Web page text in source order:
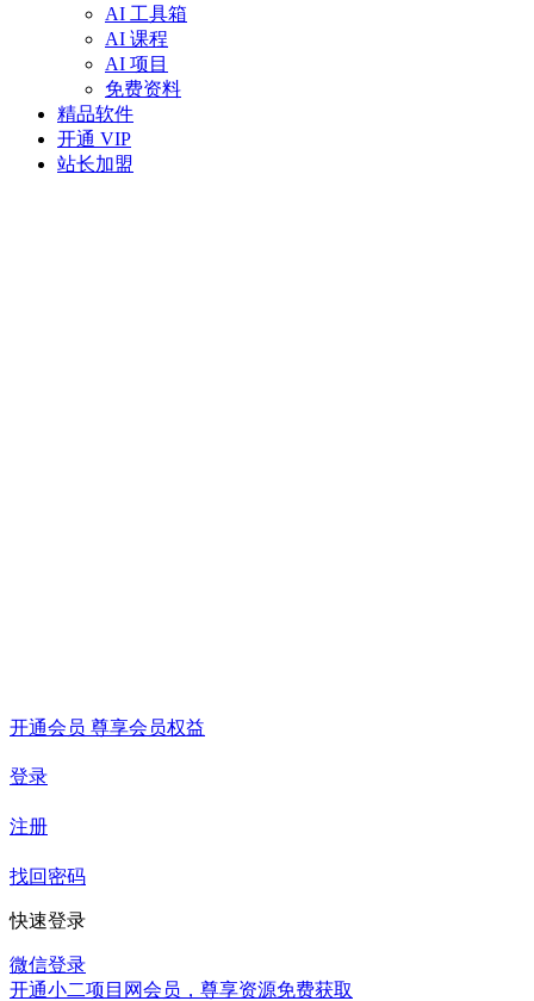
AI 工具箱
AI 课程
AI 项目
免费资料
精品软件
开通 VIP
站长加盟
开通会员 尊享会员权益
登录
注册
找回密码
快速登录
微信登录
开通小二项目网会员，尊享资源免费获取